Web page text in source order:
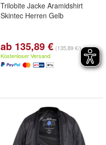
Trilobite Jacke Aramidshirt
Skintec Herren Gelb
ab 135,89 € (135,89 €/)
Kostenloser Versand